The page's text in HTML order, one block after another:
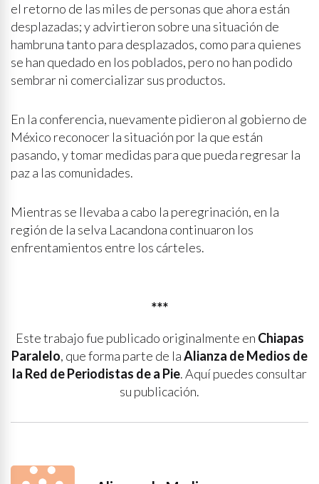
el retorno de las miles de personas que ahora están
desplazadas; y advirtieron sobre una situación de
hambruna tanto para desplazados, como para quienes
se han quedado en los poblados, pero no han podido
sembrar ni comercializar sus productos.
En la conferencia, nuevamente pidieron al gobierno de
México reconocer la situación por la que están
pasando, y tomar medidas para que pueda regresar la
paz a las comunidades.
Mientras se llevaba a cabo la peregrinación, en la
región de la selva Lacandona continuaron los
enfrentamientos entre los cárteles.
***
Este trabajo fue publicado originalmente en Chiapas
Paralelo, que forma parte de laAlianza de Medios de
la Red de Periodistas de a Pie. Aquí puedes consultar
su publicación.